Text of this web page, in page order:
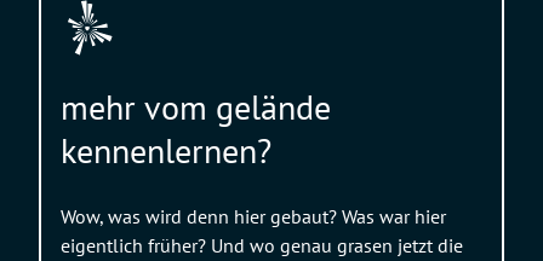
mehr vom gelände
kennenlernen?
Wow, was wird denn hier gebaut? Was war hier
eigentlich früher? Und wo genau grasen jetzt die